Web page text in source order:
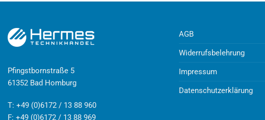
Pfingstbornstraße 5
61352 Bad Homburg
T: +49 (0)6172 / 13 88 960
F: +49 (0)6172 / 13 88 969
AGB
Widerrufsbelehrung
Impressum
Datenschutzerklärung